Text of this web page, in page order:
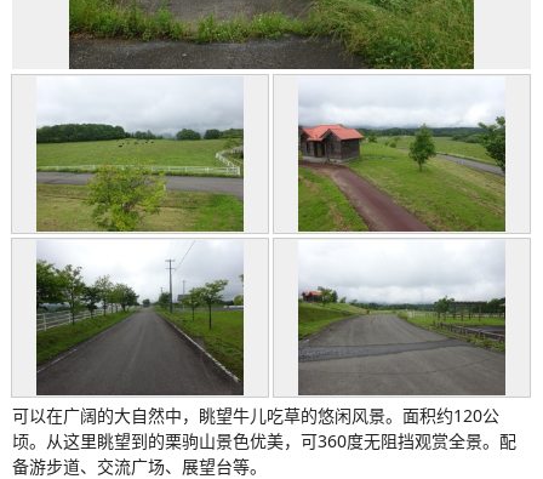
可以在广阔的大自然中，眺望牛儿吃草的悠闲风景。面积约120公
顷。从这里眺望到的栗驹山景色优美，可360度无阻挡观赏全景。配
备游步道、交流广场、展望台等。